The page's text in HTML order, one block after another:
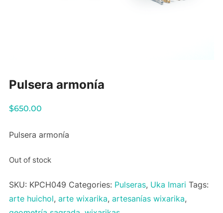
Pulsera armonía
$650.00
Pulsera armonía
Out of stock
SKU: KPCH049 Categories: Pulseras, Uka Imari Tags:
arte huichol, arte wixarika, artesanías wixarika,